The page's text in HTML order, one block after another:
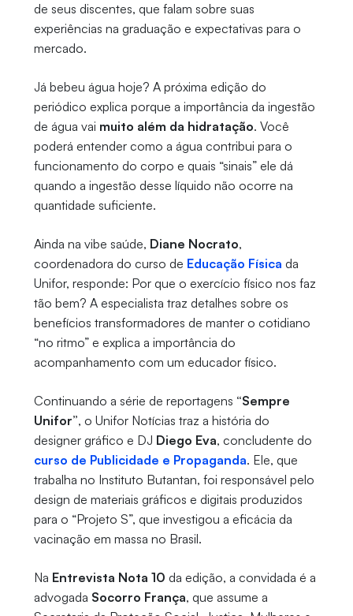
de seus discentes, que falam sobre suas
experiências na graduação e expectativas para o
mercado.
Já bebeu água hoje? A próxima edição do
periódico explica porque a importância da ingestão
de água vai muito além da hidratação. Você
poderá entender como a água contribui para o
funcionamento do corpo e quais “sinais” ele dá
quando a ingestão desse líquido não ocorre na
quantidade suficiente.
Ainda na vibe saúde, Diane Nocrato,
coordenadora do curso de Educação Física da
Unifor, responde: Por que o exercício físico nos faz
tão bem? A especialista traz detalhes sobre os
benefícios transformadores de manter o cotidiano
“no ritmo” e explica a importância do
acompanhamento com um educador físico.
Continuando a série de reportagens “Sempre
Unifor”, o Unifor Notícias traz a história do
designer gráfico e DJ Diego Eva, concludente do
curso de Publicidade e Propaganda. Ele, que
trabalha no Instituto Butantan, foi responsável pelo
design de materiais gráficos e digitais produzidos
para o “Projeto S”, que investigou a eficácia da
vacinação em massa no Brasil.
Na Entrevista Nota 10 da edição, a convidada é a
advogada Socorro França, que assume a